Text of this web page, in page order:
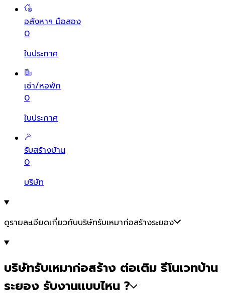
อสังหาฯ มือสอง
0
ใบประกาศ
เช่า/หอพัก
0
ใบประกาศ
รับสร้างบ้าน
0
บริษัท
ดูรายละเอียดเกี่ยวกับบริษัทรับเหมาก่อสร้างระยอง
บริษัทรับเหมาก่อสร้าง ต่อเติม รีโนเวทบ้าน
ระยอง รับงานแบบไหน ?